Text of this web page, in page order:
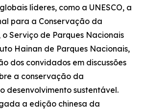
líderes, como a UNESCO, a
para a Conservação da
Serviço de Parques Nacionais
Hainan de Parques Nacionais,
dos convidados em discussões
a conservação da
desenvolvimento sustentável.
a edição chinesa da